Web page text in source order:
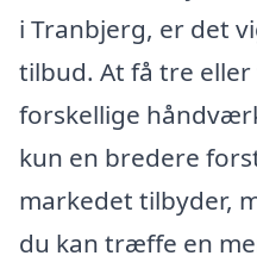
i Tranbjerg, er det
tilbud. At få tre
forskellige
kun en bredere
markedet tilbyder,
du kan træffe en